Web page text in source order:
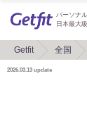
パーソナ
日本最大
Getfit 全国
2026.03.13 update